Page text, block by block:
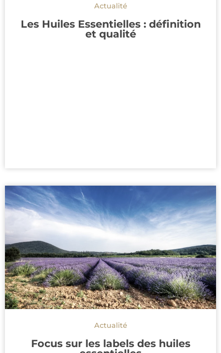
Actualité
Les Huiles Essentielles : définition
et qualité
Actualité
Focus sur les labels des huiles